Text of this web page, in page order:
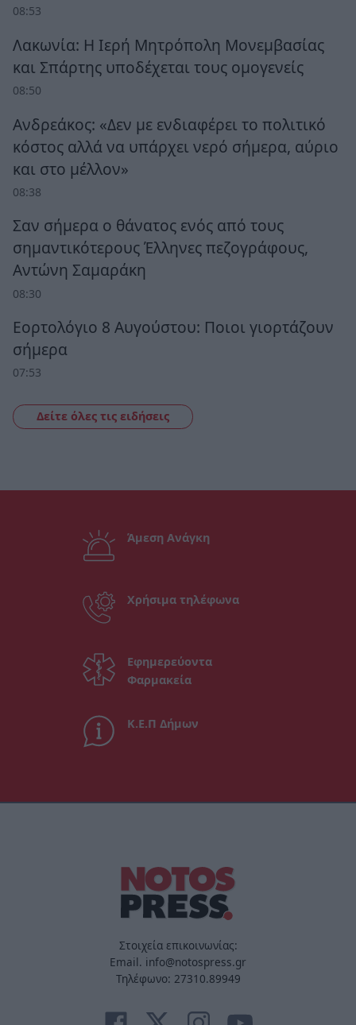
08:53
Λακωνία: Η Ιερή Μητρόπολη Μονεμβασίας
και Σπάρτης υποδέχεται τους ομογενείς
08:50
Ανδρεάκος: «Δεν με ενδιαφέρει το πολιτικό
κόστος αλλά να υπάρχει νερό σήμερα, αύριο
και στο μέλλον»
08:38
Σαν σήμερα ο θάνατος ενός από τους
σημαντικότερους Έλληνες πεζογράφους,
Αντώνη Σαμαράκη
08:30
Εορτολόγιο 8 Αυγούστου: Ποιοι γιορτάζουν
σήμερα
07:53
Δείτε όλες τις ειδήσεις
Άμεση Ανάγκη
Χρήσιμα τηλέφωνα
Εφημερεύοντα
Φαρμακεία
Κ.Ε.Π Δήμων
Στοιχεία επικοινωνίας:
Email. info@notospress.gr
Τηλέφωνο: 27310.89949